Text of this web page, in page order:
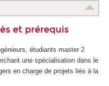
et prérequis
étudiants master 2
une spécialisation dans le
en charge de projets liés à la